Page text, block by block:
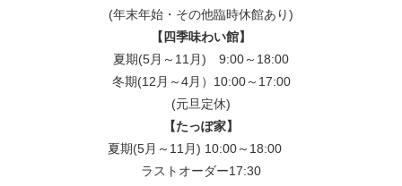
(年末年始・その他臨時休館あり)
【四季味わい館】
夏期(5月～11月) 9:00～18:00
冬期(12月～4月）10:00～17:00
(元旦定休)
【たっぽ家】
夏期(5月～11月) 10:00～18:00
ラストオーダー17:30